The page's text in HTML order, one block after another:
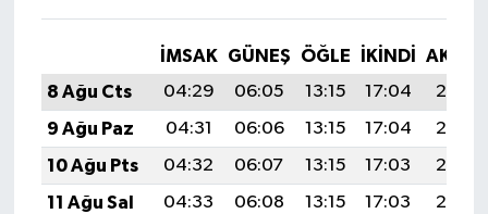
İMSAK GÜNEŞ ÖĞLE İKINDI
8 Ağu Cts
04:29 06:05 13:15 17:04
20:16
9 Ağu Paz
04:31 06:06 13:15 17:04
20:15
10 Ağu Pts
04:32 06:07 13:15 17:03
20:13
11 Ağu Sal
04:33 06:08 13:15 17:03
20:12